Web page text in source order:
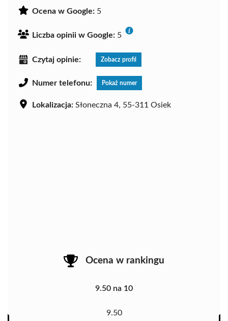
Ocena w Google: 5
Liczba opinii w Google: 5
Czytaj opinie: Zobacz profil
Numer telefonu: Pokaż numer
Lokalizacja: Słoneczna 4, 55-311 Osiek
Ocena w rankingu
9.50 na 10
9.50